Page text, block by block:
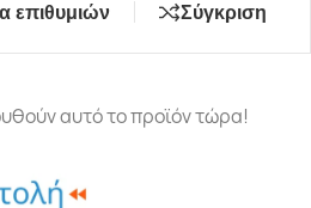
επιθυμιών Σύγκριση
αυτό το προϊόν τώρα!